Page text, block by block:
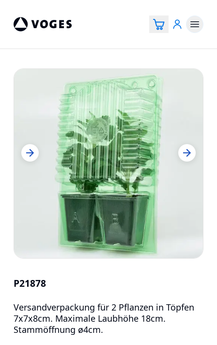
P21878
Versandverpackung für 2 Pflanzen in Töpfen
7x7x8cm. Maximale Laubhöhe 18cm.
Stammöffnung ø4cm.